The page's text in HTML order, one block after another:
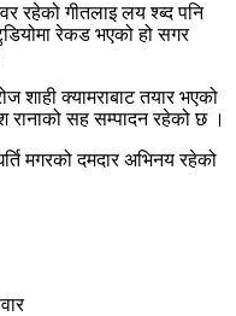
रहेको गीतलाइ लय श्ब्द पनि
रेकड भएको हो सगर
शाही क्यामराबाट तयार भएको
रानाको सह सम्पादन रहेको छ ।
मगरको दमदार अभिनय रहेको